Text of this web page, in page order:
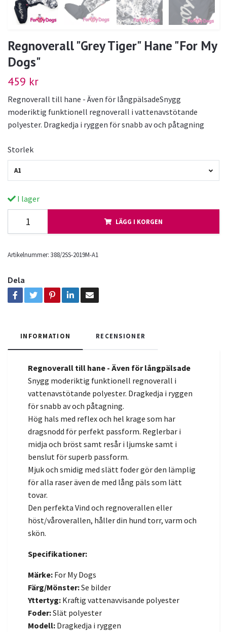
Regnoverall "Grey Tiger" Hane "For My
Dogs"
459 kr
Regnoverall till hane - Även för långpälsadeSnygg
moderiktig funktionell regnoverall i vattenavstötande
polyester. Dragkedja i ryggen för snabb av och påtagning
Storlek
A1
I lager
LÄGG I KORGEN
Artikelnummer: 388/2SS-2019M-A1
Dela
INFORMATION RECENSIONER
Regnoverall till hane - Även för långpälsade
Snygg moderiktig funktionell regnoverall i
vattenavstötande polyester. Dragkedja i ryggen
för snabb av och påtagning.
Hög hals med reflex och hel krage som har
dragsnodd för perfekt passform. Reglerbar i
midja och bröst samt resår i ljumske samt i
benslut för superb passform.
Mjuk och smidig med slätt foder gör den lämplig
för alla raser även de med lång päls som lätt
tovar.
Den perfekta Vind och regnoverallen eller
höst/våroverallen, håller din hund torr, varm och
skön.
Specifikationer:
Märke: For My Dogs
Färg/Mönster:Se bilder
Yttertyg: Kraftig vattenavvisande polyester
Foder:Slät polyester
Modell: Dragkedja i ryggen